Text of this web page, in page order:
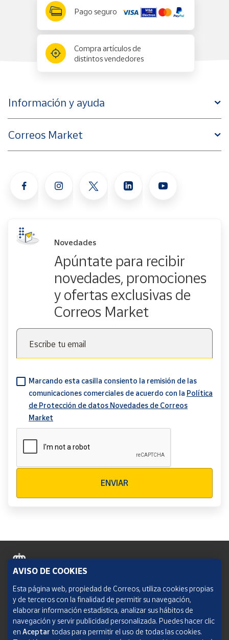
Pago seguro
Compra artículos de
distintos vendedores
Información y ayuda
Correos Market
Novedades
Apúntate para recibir
novedades, promociones
y ofertas exclusivas de
Correos Market
Escribe tu email
Marcando esta casilla consiento la remisión de las
comunicaciones comerciales de acuerdo con la Política
de Protección de datos Novedades de Correos
Market
ENVIAR
Política de cookies
Aviso legal
Condiciones del servicio
AVISO DE COOKIES
Esta página web, propiedad de Correos, utiliza cookies propias
y de terceros con la finalidad de permitir su navegación,
elaborar información estadística, analizar sus hábitos de
navegación y servir publicidad personalizada. Puedes hacer clic
en Aceptar todas para permitir el uso de todas las cookies.